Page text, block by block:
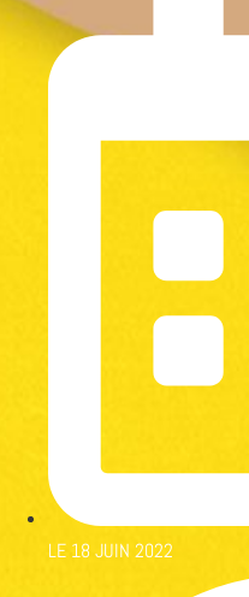
LE 18 JUIN 2022